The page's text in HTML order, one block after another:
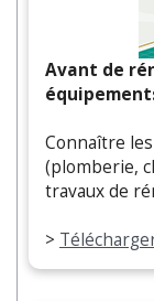
Avant de
Connaître
(plomberie,
travaux de
>